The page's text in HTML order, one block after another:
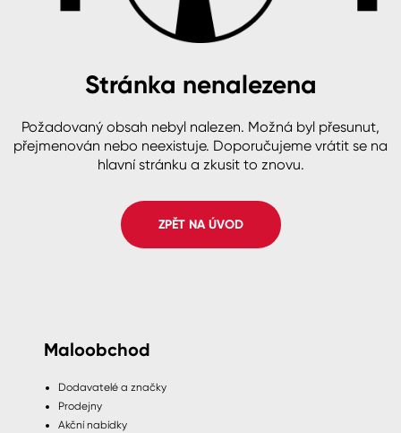
B2B +420 800 145 555Po – Pá: 8:00–15:00
Česko
Slovensko Polsko Worldwide
Beton, asfalt, minerální podklady
Plast, sklo, keramika
Stěny
Fasády
Spreje
Colorlak Pta
Stránka nenalezena
Požadovaný obsah nebyl nalezen. Možná byl přesunut,
přejmenován nebo neexistuje. Doporučujeme vrátit se na
hlavní stránku a zkusit to znovu.
ZPĚT NA ÚVOD
Maloobchod
Dodavatelé a značky
Prodejny
Akční nabídky